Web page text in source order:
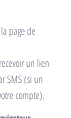
page de
un lien
SMS (si un
compte).